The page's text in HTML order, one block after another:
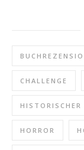
CHALLENGE
HISTORISCHER
HORROR